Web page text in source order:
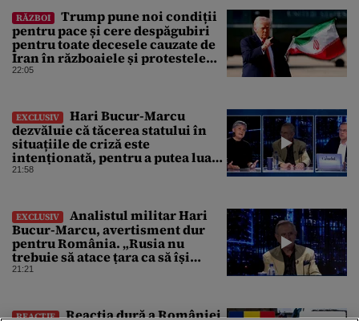
RĂZBOI
Trump pune noi condiții
pentru pace și cere despăgubiri
pentru toate decesele cauzate de
Iran în războaiele și protestele
din ultimii 50 de ani
22:05
EXCLUSIV
Hari Bucur-Marcu
dezvăluie că tăcerea statului în
situațiile de criză este
intenționată, pentru a putea lua
decizii fără să ne spună
21:58
EXCLUSIV
Analistul militar Hari
Bucur-Marcu, avertisment dur
pentru România. „Rusia nu
trebuie să atace țara ca să își
atingă obiectivele de aici”
21:21
REACȚIE
Reacția dură a României